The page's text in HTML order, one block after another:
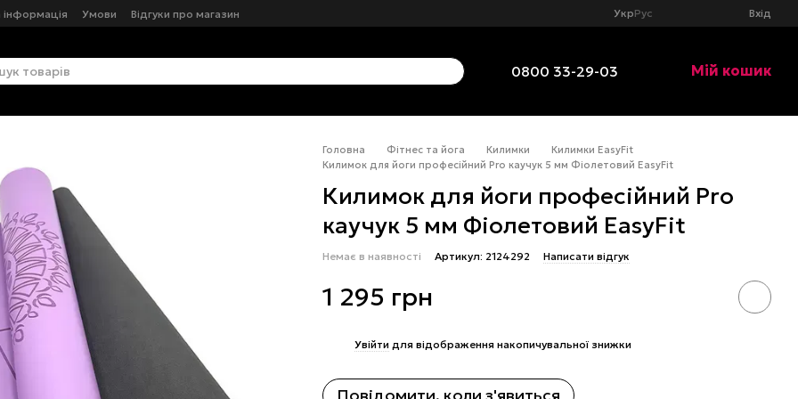
інформація Умови Відгуки про магазин УкрРус Вхід
0800 33-29-03 Мій кошик
Головна Фітнес та йога Килимки
Килимки EasyFit
Килимок для йоги професійний Pro каучук 5 мм Фіолетовий EasyFit
Килимок для йоги професійний Pro
каучук 5 мм Фіолетовий EasyFit
Немає в наявності Артикул: 2124292 Написати відгук
1 295 грн
Увійти для відображення накопичувальної знижки